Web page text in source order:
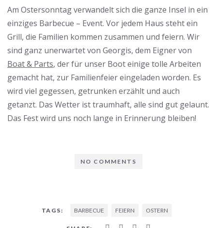
Am Ostersonntag verwandelt sich die ganze Insel in ein
einziges Barbecue – Event. Vor jedem Haus steht ein
Grill, die Familien kommen zusammen und feiern. Wir
sind ganz unerwartet von Georgis, dem Eigner von
Boat & Parts, der für unser Boot einige tolle Arbeiten
gemacht hat, zur Familienfeier eingeladen worden. Es
wird viel gegessen, getrunken erzählt und auch
getanzt. Das Wetter ist traumhaft, alle sind gut gelaunt.
Das Fest wird uns noch lange in Erinnerung bleiben!
NO COMMENTS
TAGS: BARBECUE FEIERN OSTERN